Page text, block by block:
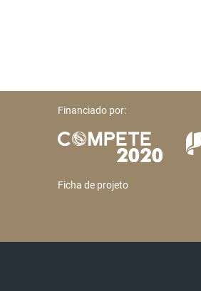
Financiado por:
Ficha de projeto